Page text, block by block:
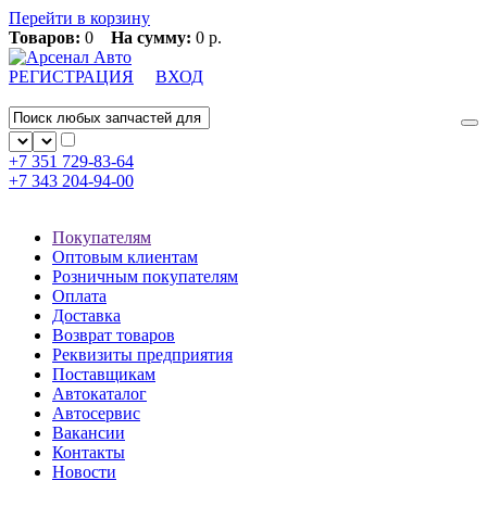
Перейти в корзину
Товаров: 0 На сумму: 0 р.
РЕГИСТРАЦИЯ ВХОД
+7 351 729-83-64
+7 343 204-94-00
Покупателям
Оптовым клиентам
Розничным покупателям
Оплата
Доставка
Возврат товаров
Реквизиты предприятия
Поставщикам
Автокаталог
Автосервис
Вакансии
Контакты
Новости